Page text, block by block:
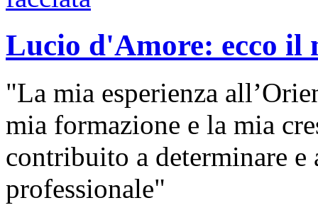
Lucio d'Amore: ecco
"La mia esperienza
mia formazione e la mia
contribuito a determinare e
professionale"